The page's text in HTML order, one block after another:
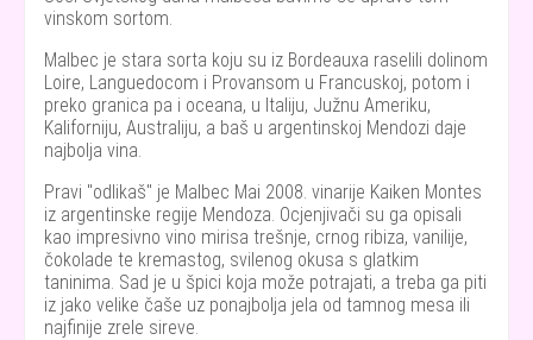
vinskom sortom.
Malbec je stara sorta koju su iz Bordeauxa raselili dolinom
Loire, Languedocom i Provansom u Francuskoj, potom i
preko granica pa i oceana, u Italiju, Južnu Ameriku,
Kaliforniju, Australiju, a baš u argentinskoj Mendozi daje
najbolja vina.
Pravi "odlikaš" je Malbec Mai 2008. vinarije Kaiken Montes
iz argentinske regije Mendoza. Ocjenjivači su ga opisali
kao impresivno vino mirisa trešnje, crnog ribiza, vanilije,
čokolade te kremastog, svilenog okusa s glatkim
taninima. Sad je u špici koja može potrajati, a treba ga piti
iz jako velike čaše uz ponajbolja jela od tamnog mesa ili
najfinije zrele sireve.